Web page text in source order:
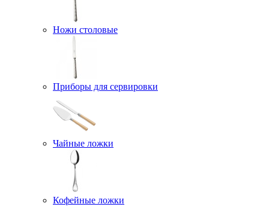
Ножи столовые
Приборы для сервировки
Чайные ложки
Кофейные ложки